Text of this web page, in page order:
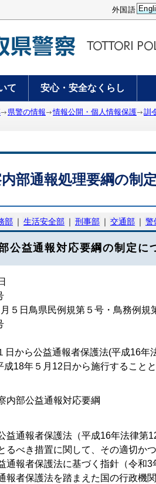
外国語
て 安心・安全なくらし
県警の情報 情報公開・個人情報保護 訓
部通報処理要綱の制
部 ｜ 生活安全部 ｜ 刑事部 ｜ 交通部 ｜ 警
公益通報対応要綱の制定に
５日鳥県民例規第５号・鳥務例
から公益通報者保護法(平成16年
18年５月12日から施行すること
公益通報対応要綱
益通報者保護法（平成16年法律第
るべき措置に関して、その適切か
通報者保護法に基づく指針（令和3
報者保護法を踏まえた国の行政機